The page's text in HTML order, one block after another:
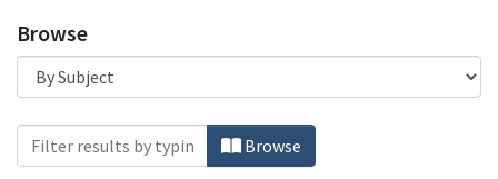
Browse
Browsing Harold V. McIntosh by Subject
Browse